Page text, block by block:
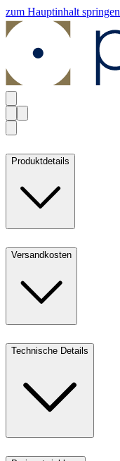
zum Hauptinhalt springen
Produktdetails
Versandkosten
Technische Details